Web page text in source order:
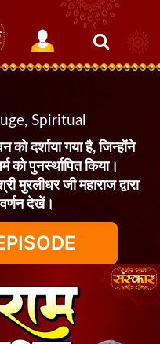
Spiritual
को दर्शाया गया है, जिन्होंने
को पुनर्स्थापित किया।
मुरलीधर जी महाराज द्वारा
देखें।